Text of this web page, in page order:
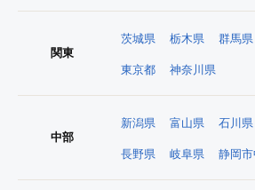
関東
茨城県 栃木県 群馬県
東京都 神奈川県
中部
新潟県 富山県 石川県
長野県 岐阜県 静岡